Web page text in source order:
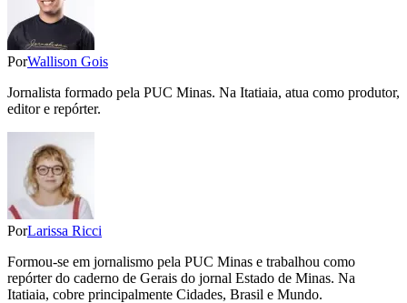
PorWallison Gois
Jornalista formado pela PUC Minas. Na Itatiaia, atua como produtor,
editor e repórter.
PorLarissa Ricci
Formou-se em jornalismo pela PUC Minas e trabalhou como
repórter do caderno de Gerais do jornal Estado de Minas. Na
Itatiaia, cobre principalmente Cidades, Brasil e Mundo.